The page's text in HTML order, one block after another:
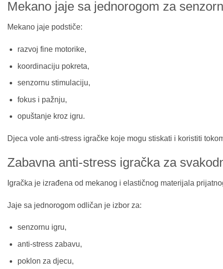
Mekano jaje sa jednorogom za
Mekano jaje podstiče:
razvoj fine motorike,
koordinaciju pokreta,
senzornu stimulaciju,
fokus i pažnju,
opuštanje kroz igru.
Djeca vole anti-stress igračke koje mogu stiskati i koristiti
Zabavna anti-stress igračka za
Igračka je izrađena od mekanog i elastičnog materijala
Jaje sa jednorogom odličan je izbor za:
senzornu igru,
anti-stress zabavu,
poklon za djecu,